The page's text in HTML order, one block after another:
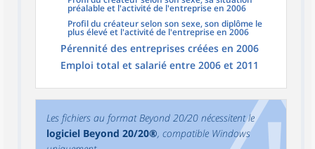
préalable et l'activité de l'entreprise en 2006
Profil du créateur selon son sexe, son diplôme le
plus élevé et l'activité de l'entreprise en 2006
Pérennité des entreprises créées en 2006
Emploi total et salarié entre 2006 et 2011
Les fichiers au format Beyond 20/20 nécessitent le
logiciel Beyond 20/20®, compatible Windows